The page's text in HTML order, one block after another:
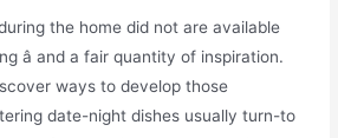
the home did not are available
â and a fair quantity of inspiration.
ways to develop those
date-night dishes usually turn-to